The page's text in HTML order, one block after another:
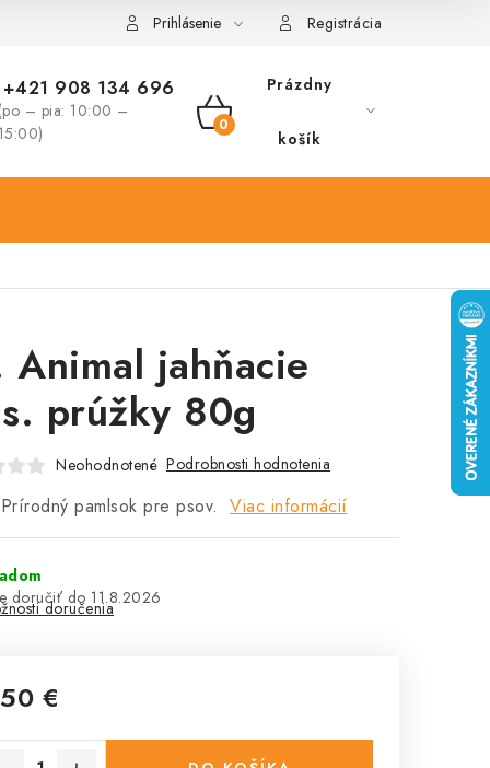
Prihlásenie Registrácia
908 134 696
– pia: 10:00 –
NÁKUPNÝ
Prázdny
košík
Animal jahňacie
prúžky 80g
Neohodnotené Podrobnosti hodnotenia
pamlsok pre psov. Viac informácií
11.8.2026
doručenia
€